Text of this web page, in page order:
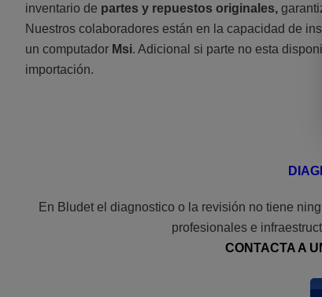
inventario de partes y repuestos originales,
Nuestros colaboradores están en la capacidad de
un computador Msi. Adicional si parte no esta
importación.
En Bludet el diagnostico o la revisión no tiene
profesionales e
CONTACTA A